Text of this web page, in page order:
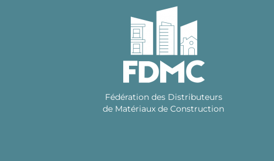
Fédération des Distributeurs
de Matériaux de Construction